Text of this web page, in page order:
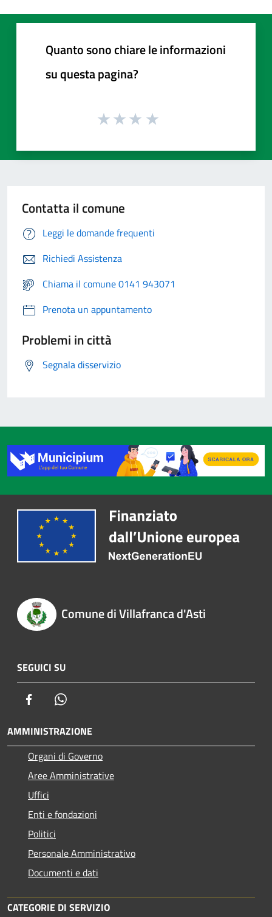
Quanto sono chiare le informazioni
su questa pagina?
Contatta il comune
Leggi le domande frequenti
Richiedi Assistenza
Chiama il comune 0141 943071
Prenota un appuntamento
Problemi in città
Segnala disservizio
Comune di Villafranca d'Asti
SEGUICI SU
Facebook
AMMINISTRAZIONE
Organi di Governo
Aree Amministrative
Uffici
Enti e fondazioni
Politici
Personale Amministrativo
Documenti e dati
CATEGORIE DI SERVIZIO